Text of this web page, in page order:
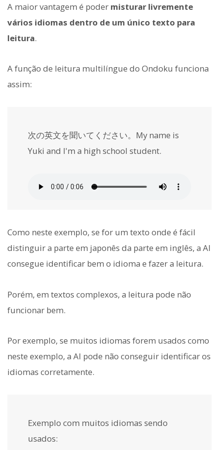
A maior vantagem é poder misturar livremente
vários idiomas dentro de um único texto para
leitura.
A função de leitura multilíngue do Ondoku funciona
assim:
次の英文を聞いてください。My name is
Yuki and I'm a high school student.
Como neste exemplo, se for um texto onde é fácil
distinguir a parte em japonês da parte em inglês, a AI
consegue identificar bem o idioma e fazer a leitura.
Porém, em textos complexos, a leitura pode não
funcionar bem.
Por exemplo, se muitos idiomas forem usados como
neste exemplo, a AI pode não conseguir identificar os
idiomas corretamente.
Exemplo com muitos idiomas sendo
usados: